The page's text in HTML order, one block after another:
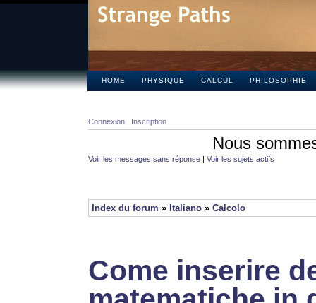
HOME PHYSIQUE CALCUL PHILOSOPHIE
Connexion Inscription
Nous
Voir les messages sans réponse | Voir les sujets actifs
Index du forum » Italiano » Calcolo
Come inserire